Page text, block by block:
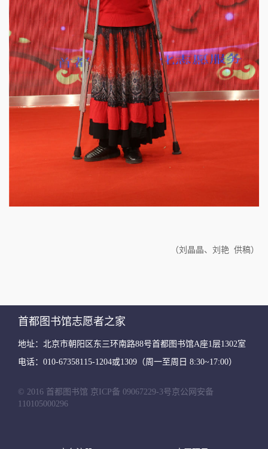
（刘晶晶、刘艳 供稿）
首都图书馆志愿者之家
地址：北京市朝阳区东三环南路88号首都图书馆A座1层1302室
电话：010-67358115-1204或1309（周一至周日 8:30~17:00）
© 2016 首都图书馆 京ICP备 09067229-3号京公网安备
110105000296